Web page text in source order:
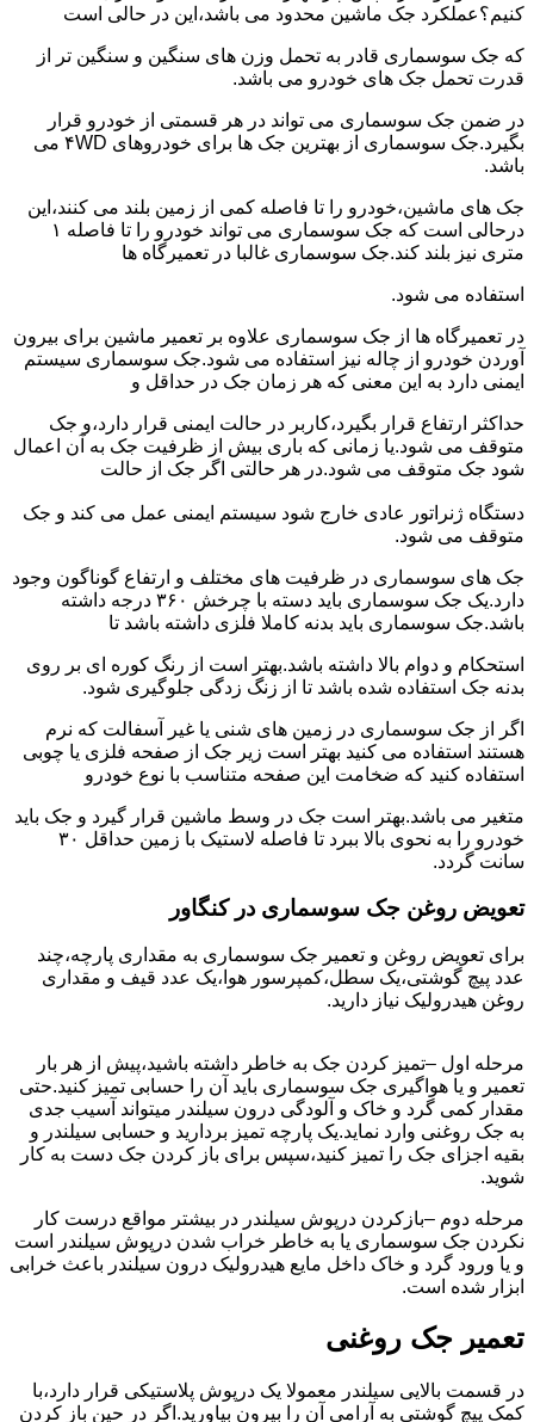
کنیم؟عملکرد جک ماشین محدود می باشد،این در حالی است
که جک سوسماری قادر به تحمل وزن های سنگین و سنگین تر از
قدرت تحمل جک های خودرو می باشد.
در ضمن جک سوسماری می تواند در هر قسمتی از خودرو قرار
بگیرد.جک سوسماری از بهترین جک ها برای خودروهای ۴WD می
باشد.
جک های ماشین،خودرو را تا فاصله کمی از زمین بلند می کنند،این
درحالی است که جک سوسماری می تواند خودرو را تا فاصله ۱
متری نیز بلند کند.جک سوسماری غالبا در تعمیرگاه ها
استفاده می شود.
در تعمیرگاه ها از جک سوسماری علاوه بر تعمیر ماشین برای بیرون
آوردن خودرو از چاله نیز استفاده می شود.جک سوسماری سیستم
ایمنی دارد به این معنی که هر زمان جک در حداقل و
حداکثر ارتفاع قرار بگیرد،کاربر در حالت ایمنی قرار دارد،و جک
متوقف می شود.یا زمانی که باری بیش از ظرفیت جک به آن اعمال
شود جک متوقف می شود.در هر حالتی اگر جک از حالت
دستگاه ژنراتور عادی خارج شود سیستم ایمنی عمل می کند و جک
متوقف می شود.
جک های سوسماری در ظرفیت های مختلف و ارتفاع گوناگون وجود
دارد.یک جک سوسماری باید دسته با چرخش ۳۶۰ درجه داشته
باشد.جک سوسماری باید بدنه کاملا فلزی داشته باشد تا
استحکام و دوام بالا داشته باشد.بهتر است از رنگ کوره ای بر روی
بدنه جک استفاده شده باشد تا از زنگ زدگی جلوگیری شود.
اگر از جک سوسماری در زمین های شنی یا غیر آسفالت که نرم
هستند استفاده می کنید بهتر است زیر جک از صفحه فلزی یا چوبی
استفاده کنید که ضخامت این صفحه متناسب با نوع خودرو
متغیر می باشد.بهتر است جک در وسط ماشین قرار گیرد و جک باید
خودرو را به نحوی بالا ببرد تا فاصله لاستیک با زمین حداقل ۳۰
سانت گردد.
تعویض روغن جک سوسماری در کنگاور
برای تعویض روغن و تعمیر جک سوسماری به مقداری پارچه،چند
عدد پیچ گوشتی،یک سطل،کمپرسور هوا،یک عدد قیف و مقداری
روغن هیدرولیک نیاز دارید.
مرحله اول –تمیز کردن جک به خاطر داشته باشید،پیش از هر بار
تعمیر و یا هواگیری جک سوسماری باید آن را حسابی تمیز کنید.حتی
مقدار کمی گرد و خاک و آلودگی درون سیلندر میتواند آسیب جدی
به جک روغنی وارد نماید.یک پارچه تمیز بردارید و حسابی سیلندر و
بقیه اجزای جک را تمیز کنید،سپس برای باز کردن جک دست به کار
شوید.
مرحله دوم –بازکردن درپوش سیلندر در بیشتر مواقع درست کار
نکردن جک سوسماری یا به خاطر خراب شدن درپوش سیلندر است
و یا ورود گرد و خاک داخل مایع هیدرولیک درون سیلندر باعث خرابی
ابزار شده است.
تعمیر جک روغنی
در قسمت بالایی سیلندر معمولا یک درپوش پلاستیکی قرار دارد،با
کمک پیچ گوشتی به آرامی آن را بیرون بیاورید.اگر در حین باز کردن